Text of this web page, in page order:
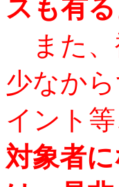
スも有る
また、
少なか
イント
対象者